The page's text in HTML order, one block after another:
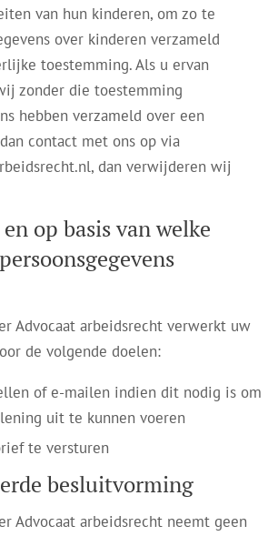
van hun kinderen, om zo te
over kinderen verzameld
toestemming. Als u ervan
zonder die toestemming
hebben verzameld over een
contact met ons op via
dan verwijderen wij
op basis van welke
Advocaat arbeidsrecht verwerkt uw
de volgende doelen:
of e-mailen indien dit nodig is om
uit te kunnen voeren
te versturen
besluitvorming
Advocaat arbeidsrecht neemt geen